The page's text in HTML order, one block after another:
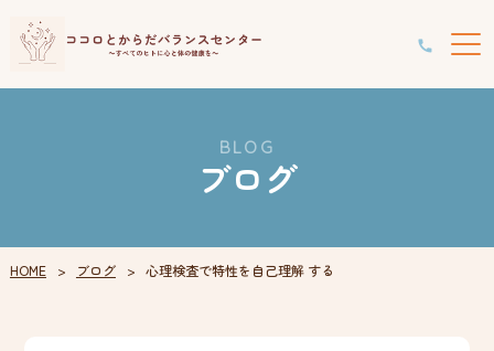
BLOG
ブログ
HOME ブログ 心理検査で特性を自己理解 する